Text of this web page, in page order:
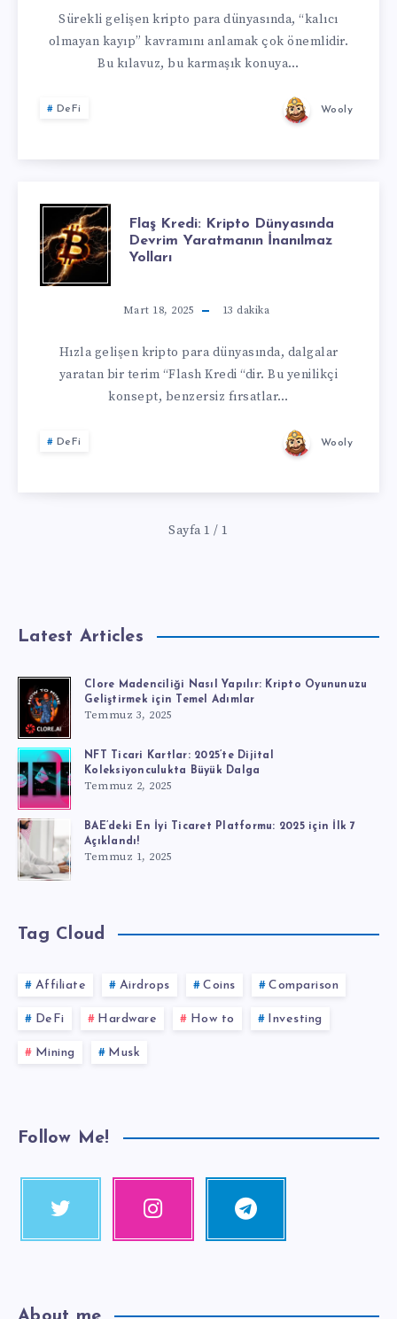
Sürekli gelişen kripto para dünyasında, “kalıcı
olmayan kayıp” kavramını anlamak çok önemlidir.
Bu kılavuz, bu karmaşık konuya…
DeFi Wooly
Flaş Kredi: Kripto Dünyasında
Devrim Yaratmanın İnanılmaz
Yolları
Mart 18, 2025 13 dakika
Hızla gelişen kripto para dünyasında, dalgalar
yaratan bir terim “Flash Kredi “dir. Bu yenilikçi
konsept, benzersiz fırsatlar…
DeFi Wooly
Sayfa 1 / 1
Latest Articles
Clore Madenciliği Nasıl Yapılır: Kripto Oyununuzu
Geliştirmek için Temel Adımlar
Temmuz 3, 2025
NFT Ticari Kartlar: 2025’te Dijital
Koleksiyonculukta Büyük Dalga
Temmuz 2, 2025
BAE’deki En İyi Ticaret Platformu: 2025 için İlk 7
Açıklandı!
Temmuz 1, 2025
Tag Cloud
Affiliate Airdrops Coins Comparison
DeFi Hardware How to Investing
Mining Musk
Follow Me!